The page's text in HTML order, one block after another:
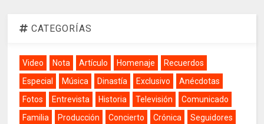
CATEGORÍAS
Video Nota Artículo Homenaje
Recuerdos
Especial
Música Dinastía Exclusivo
Anécdotas
Fotos
Entrevista Historia Televisión
Comunicado
Familia
Producción Concierto Crónica
Seguidores